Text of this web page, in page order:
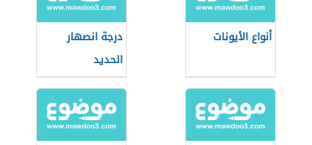
أنواع الأيونات
درجة انصهار
الحديد